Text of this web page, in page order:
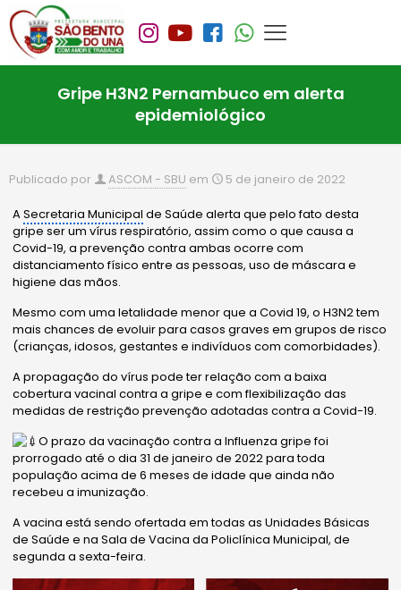
Gripe H3N2 Pernambuco em alerta
epidemiológico
Publicado por ASCOM - SBU em 5 de janeiro de 2022
ASecretaria Municipal de Saúde alerta que pelo fato desta
gripe ser um vírus respiratório, assim como o que causa a
Covid-19, a prevenção contra ambas ocorre com
distanciamento físico entre as pessoas, uso de máscara e
higiene das mãos.
Mesmo com uma letalidade menor que a Covid 19, o H3N2 tem
mais chances de evoluir para casos graves em grupos de risco
(crianças, idosos, gestantes e indivíduos com comorbidades).
A propagação do vírus pode ter relação com a baixa
cobertura vacinal contra a gripe e com flexibilização das
medidas de restrição prevenção adotadas contra a Covid-19.
O prazo da vacinação contra a Influenza gripe foi
prorrogado até o dia 31 de janeiro de 2022 para toda
população acima de 6 meses de idade que ainda não
recebeu a imunização.
A vacina está sendo ofertada em todas as Unidades Básicas
de Saúde e na Sala de Vacina da Policlínica Municipal, de
segunda a sexta-feira.